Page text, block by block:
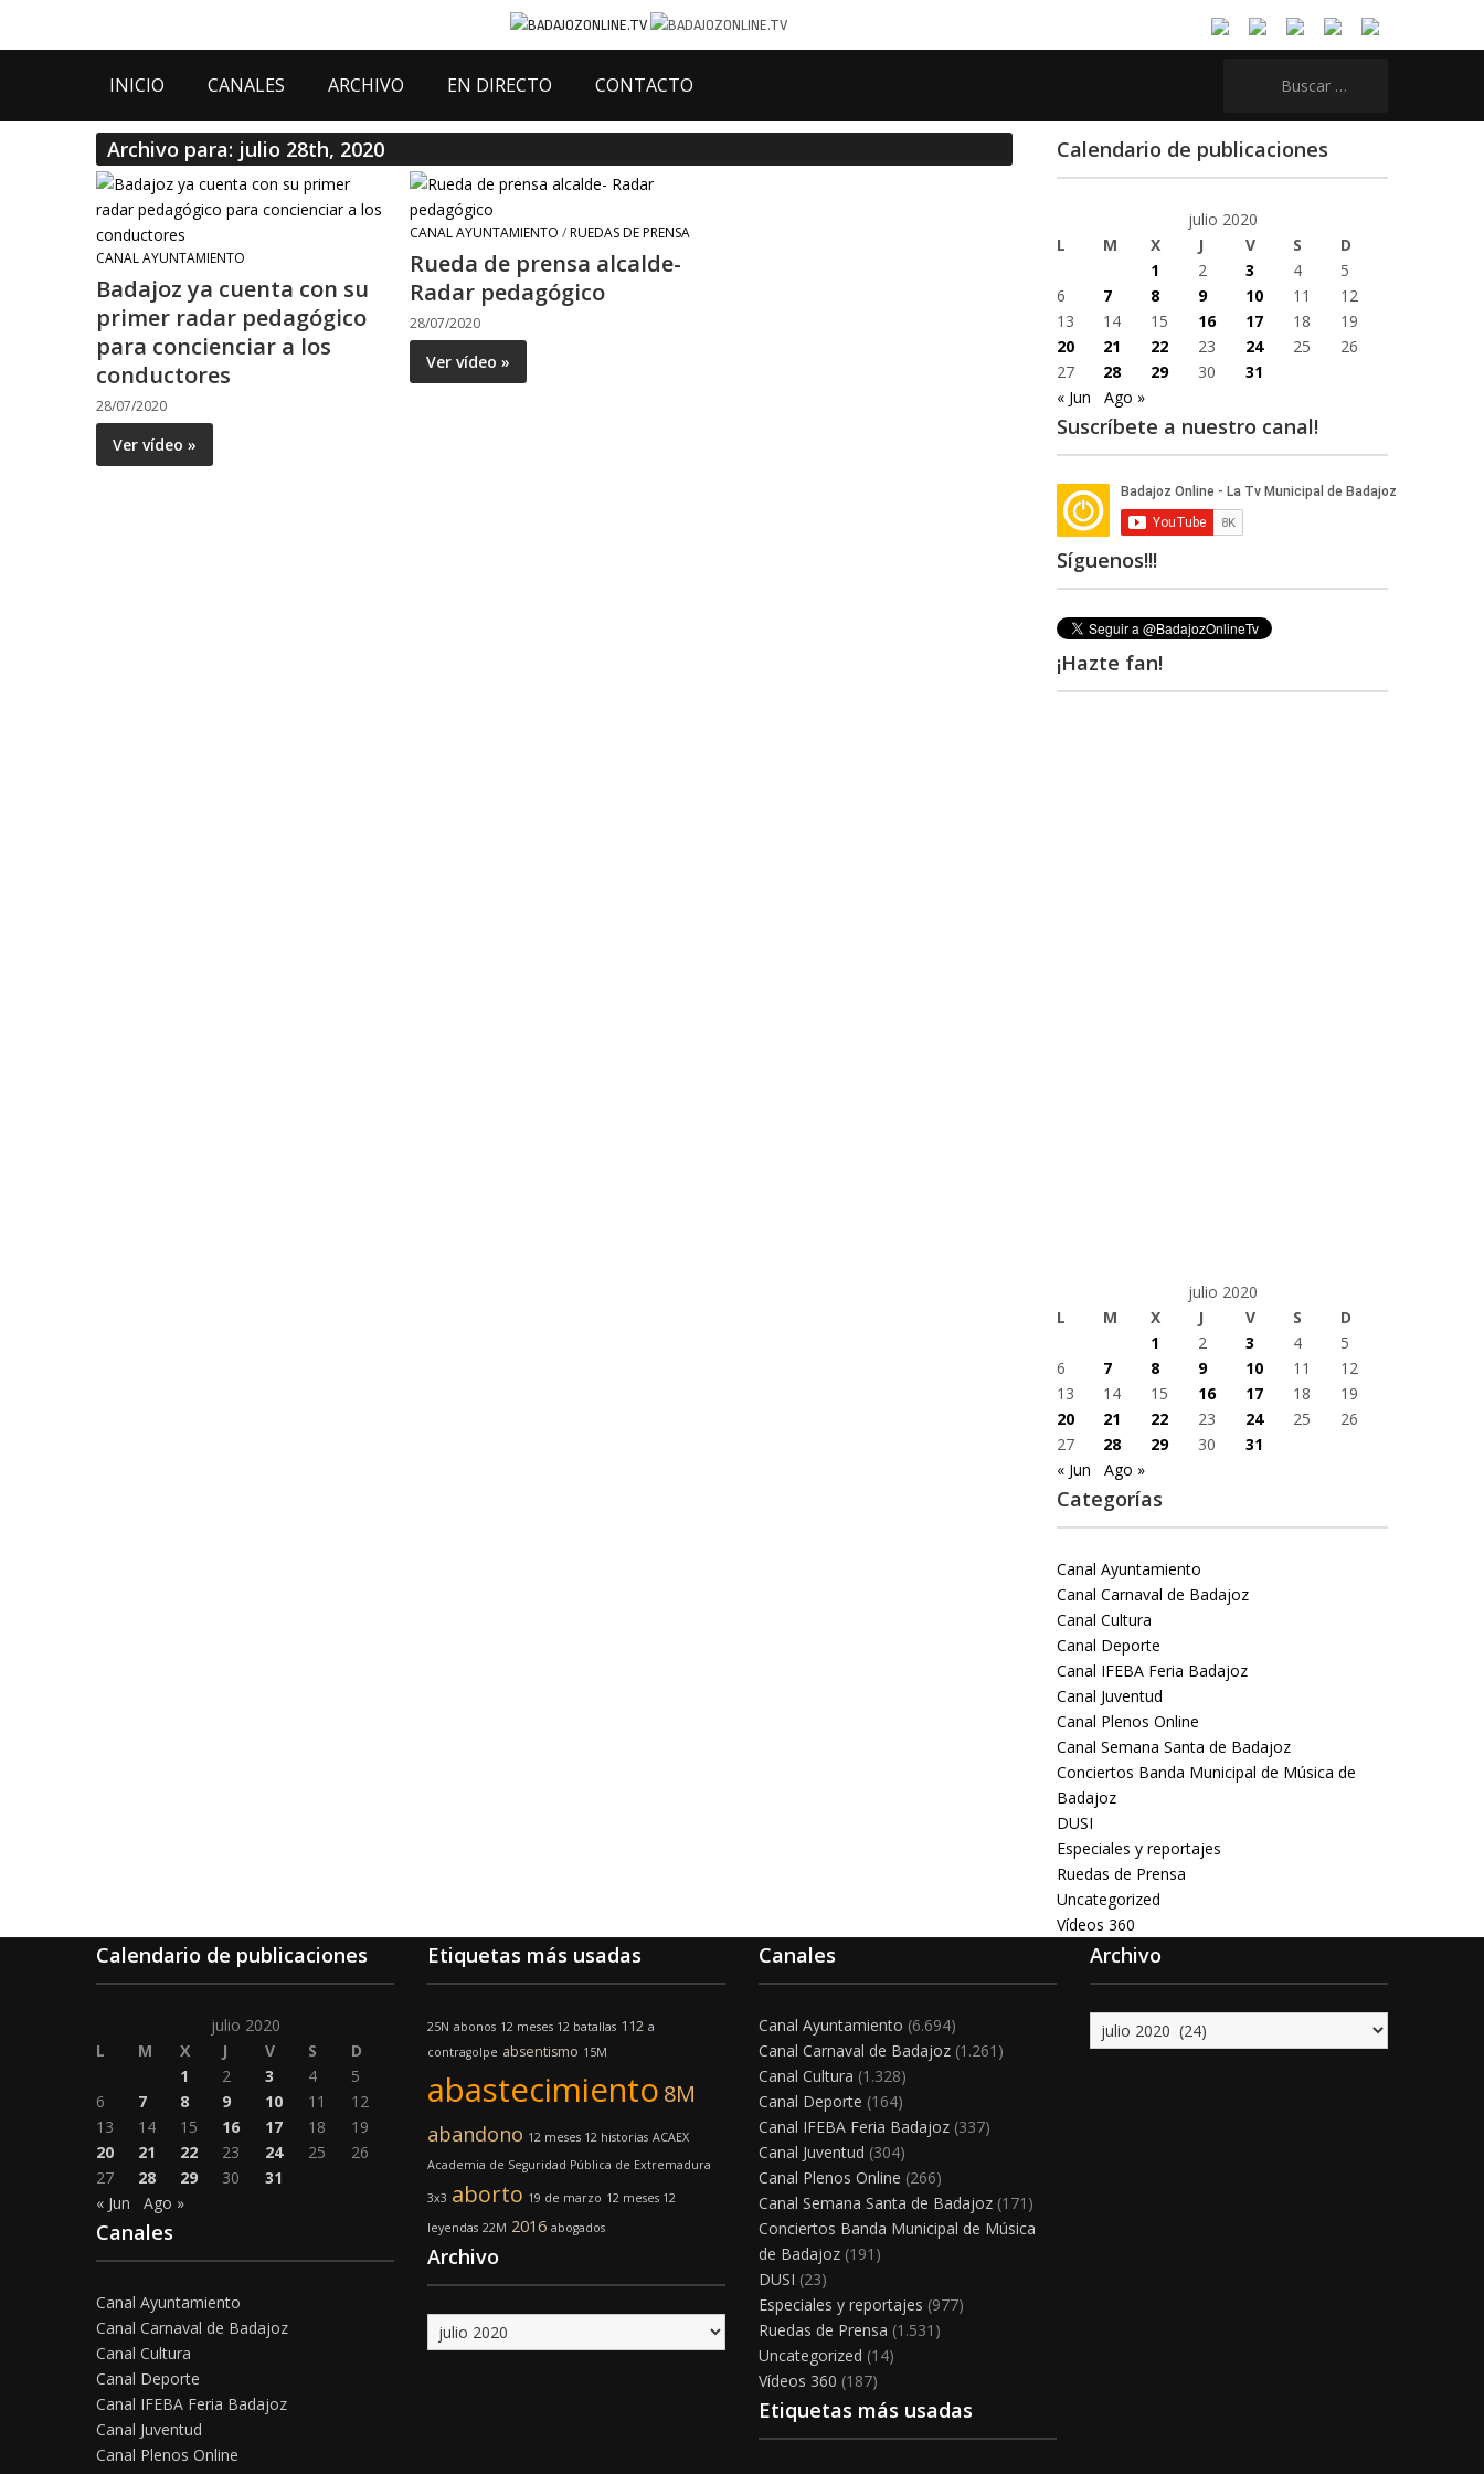
INICIO CANALES ARCHIVO EN DIRECTO CONTACTO
Archivo para: julio 28th, 2020
CANAL AYUNTAMIENTO
Badajoz ya cuenta con su
primer radar pedagógico
para concienciar a los
conductores
28/07/2020
Ver vídeo »
CANAL AYUNTAMIENTO /RUEDAS DE PRENSA
Rueda de prensa alcalde-
Radar pedagógico
28/07/2020
Ver vídeo »
Calendario de publicaciones
julio 2020
L
M X J V S
D
1
2 3 4
5
6
7 8 9 10 11
12
13
14 15 16 17 18
19
20
21 22 23 24 25
26
27
28 29 30
31
« Jun
Ago »
Suscríbete a nuestro canal!
Síguenos!!!
¡Hazte fan!
julio 2020
L
M X J V S
D
1
2 3 4
5
6
7 8 9 10 11
12
13
14 15 16 17 18
19
20
21 22 23 24 25
26
27
28 29 30
31
« Jun
Ago »
Categorías
Canal Ayuntamiento
Canal Carnaval de Badajoz
Canal Cultura
Canal Deporte
Canal IFEBA Feria Badajoz
Canal Juventud
Canal Plenos Online
Canal Semana Santa de Badajoz
Conciertos Banda Municipal de Música de
Badajoz
DUSI
Especiales y reportajes
Ruedas de Prensa
Uncategorized
Vídeos 360
Calendario de publicaciones
julio 2020
L
M X J V S
D
1
2 3 4
5
6
7 8 9 10 11
12
13
14 15 16 17 18
19
20
21 22 23 24 25
26
27
28 29 30
31
« Jun
Ago »
Canales
Canal Ayuntamiento
Canal Carnaval de Badajoz
Canal Cultura
Canal Deporte
Canal IFEBA Feria Badajoz
Canal Juventud
Canal Plenos Online
Etiquetas más usadas
25N abonos 12 meses 12 batallas 112 a
contragolpe absentismo 15M
abastecimiento 8M
abandono 12 meses 12 historias ACAEX
Academia de Seguridad Pública de Extremadura
3x3 aborto 19 de marzo 12 meses 12
leyendas 22M 2016 abogados
Archivo
Archivo
Canales
Canal Ayuntamiento (6.694)
Canal Carnaval de Badajoz (1.261)
Canal Cultura (1.328)
Canal Deporte (164)
Canal IFEBA Feria Badajoz (337)
Canal Juventud (304)
Canal Plenos Online (266)
Canal Semana Santa de Badajoz (171)
Conciertos Banda Municipal de Música
de Badajoz (191)
DUSI (23)
Especiales y reportajes (977)
Ruedas de Prensa (1.531)
Uncategorized (14)
Vídeos 360 (187)
Etiquetas más usadas
Archivo
Archivo